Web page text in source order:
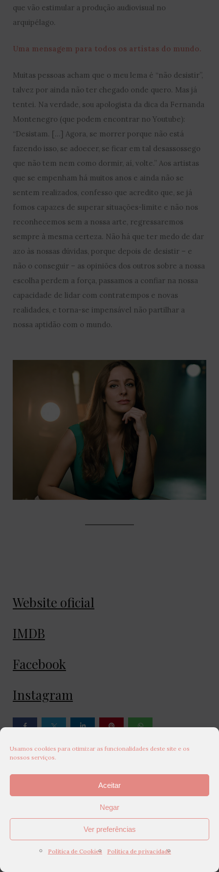
Usamos cookies para otimizar as funcionalidades deste site e os
nossos serviços.
Aceitar
Negar
Ver preferências
Política de Cookies Política de privacidade
que vão estimular a produção audiovisual no
arquipélago.
Uma mensagem para todos os artistas do mundo.
Muitas pessoas acham que o meu lema é “não desistir”,
talvez por ainda não ter chegado onde quero. Mas já
tentei. Na verdade, sou apologista da dica da Fernanda
Montenegro (que podem encontrar no Youtube):
“Desistam. […] Agora, se morrer porque não está
fazendo isso, se adoecer, se ficar em tal desassossego
que não tem nem como dormir, aí, volte.” Aos artistas
que se empenham há muitos anos e ainda não se
sentem realizados, confesso que acredito que, se já
fomos capazes de superar situações-limite e não nos
reconhecemos sem a nossa arte, regressaremos
sempre à mesma certeza. Não há que ter medo de dar
azo às nossas dúvidas, porque depois de desistir – e
não o conseguir – as opiniões dos outros sobre a nossa
escolha perdem a força, passamos a confiar na nossa
capacidade de lidar com contratempos e novas
realidades, e torna-se impensável não partilhar a
nossa aptidão com o mundo.
Website oficial
IMDB
Facebook
Instagram
DEIXE UM COMENTÁRIO